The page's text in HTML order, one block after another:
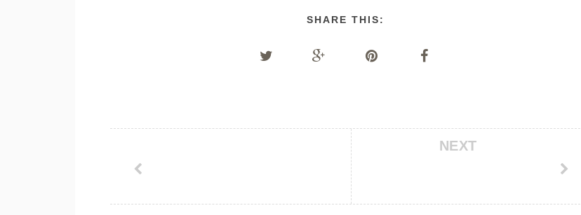
SHARE THIS:
NEXT